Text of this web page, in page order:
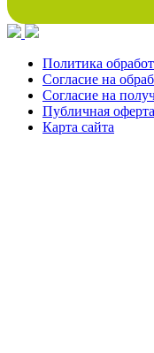
Политика
Согласие на
Согласие на
Публичная оферта
Карта сайта